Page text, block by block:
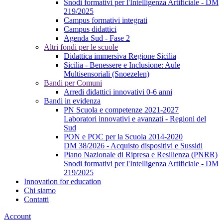
Snodi formativi per l'Intelligenza Artificiale - DM
219/2025
Campus formativi integrati
Campus didattici
Agenda Sud - Fase 2
Altri fondi per le scuole
Didattica immersiva Regione Sicilia
Sicilia - Benessere e Inclusione: Aule
Multisensoriali (Snoezelen)
Bandi per Comuni
Arredi didattici innovativi 0-6 anni
Bandi in evidenza
PN Scuola e competenze 2021-2027
Laboratori innovativi e avanzati - Regioni del
Sud
PON e POC per la Scuola 2014-2020
DM 38/2026 - Acquisto dispositivi e Sussidi
Piano Nazionale di Ripresa e Resilienza (PNRR)
Snodi formativi per l'Intelligenza Artificiale - DM
219/2025
Innovation for education
Chi siamo
Contatti
Account